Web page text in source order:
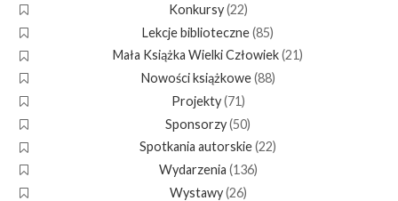
Konkursy(22)
Lekcje biblioteczne(85)
Mała Książka Wielki Człowiek(21)
Nowości książkowe(88)
Projekty(71)
Sponsorzy(50)
Spotkania autorskie(22)
Wydarzenia (136)
Wystawy(26)